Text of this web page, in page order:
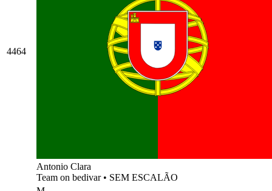
4464
Antonio Clara
Team on bedivar • SEM ESCALÃO